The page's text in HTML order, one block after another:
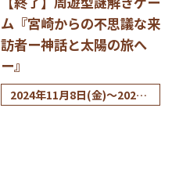
ム『宮崎からの不思議な来
訪者ー神話と太陽の旅へ
ー』
2024年11月8日(金)～2025